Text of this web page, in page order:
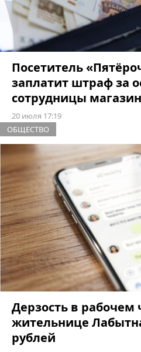
Посетитель
заплатит штраф за
сотрудницы
20 июля 17:19
ОБЩЕСТВО
Дерзость в рабочем
жительнице
рублей